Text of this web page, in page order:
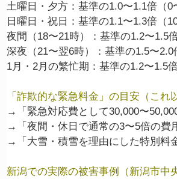
土曜日・夕方：基準の1.0〜1.1倍（0
日曜日・祝日：基準の1.1〜1.3倍（
夜間（18〜21時）：基準の1.2〜1.5
深夜（21〜翌6時）：基準の1.5〜
「詐欺的な緊急料金」の目安（これ
→「緊急対応費として30,000〜
→「夜間・休日で通常の3〜5倍の費
新潟での実際の被害事例（新潟市中